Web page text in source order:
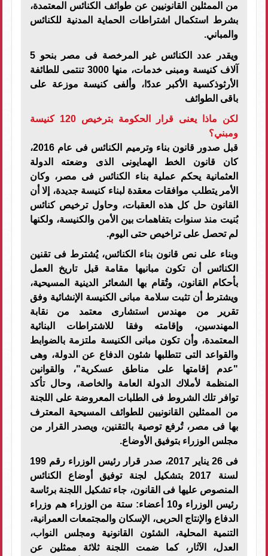
من الممثلين القانونيين عن طوائف الكنائس المعتمدة،
بشرط استكمال اشتراطات الحماية المدنية للكنائس
والمباني.
ويقدر عدد الكنائس غير المرخصة فى مصر بنحو 5
آلاف كنيسة ومبنى خدمات، منها 3000 تنتمى للطائفة
الأرثوذكسية الأكبر عددًا، وألفى كنيسة موزعة على
باقى الطوائف
لكن ماذا يعنى قرار الحكومة بترخيص 120 كنيسة
ومبني؟
قبل صدور قانون بناء وترميم الكنائس فى عام 2016،
كان قانون الخط الهمايونى الذى وضعته الدولة
العثمانية يحكم عملية بناء الكنائس فى مصر، وكان
الأمر يتطلب موافقات معقدة لبناء كنيسة جديدة، إلا أن
القانون حل كل هذه العقبات، وحاول ترخيص كنائس
بُنيت منذ سنوات بتفاهمات بين الأمن والكنيسة، ولكنها
لم تحصل على تراخيص حتى اليوم.
وبناء على نص قانون بناء الكنائس، يُشترط فى تقنين
الكنائس أن تكون مبانيها مقامة قبل تاريخ العمل
بأحكام القانون، وتُقام بها الشعائر الدينية المسيحية،
ويشترط أن تثبت سلامة مبانى الكنيسة الإنشائية وفق
تقرير من مهندس استشارى معتمد من نقابة
المهندسين، وإقامته وفقا للاشتراطات البنائية
المعتمدة، وأن تكون مبانى الكنيسة ملتزمة بالضوابط
والقواعد التى تتطلبها شئون الدفاع عن الدولة، وهى
"عدم إقامتها على مناطق عسكرية"، والقوانين
المنظمة لأملاك الدولة العامة والخاصة، وحال تأكد
توافر تلك الشروط فى الطلبات المعروضة على اللجنة
من الممثلين القانونيين للطوائف المسيحية المعترف
بها فى مصر، تُرفع توصية بالتقنين، ويصدر القرار من
مجلس الوزراء بتوفيق الأوضاع.
فى 26 يناير 2017، صدر قرار رئيس الوزراء رقم 199
لسنة 2017 بتشكيل لجنة توفيق أوضاع الكنائس
المنصوص عليها فى القانون، جاء تشكيل اللجنة برئاسة
رئيس الوزراء و10 أعضاء: ستة من الوزراء هم وزراء
الدفاع والإنتاج الحربى، الإسكان والمجتمعات العمرانية،
التنمية المحلية، الشئون القانونية ومجلس النواب،
العدل، الآثار، كما ضمت اللجنة ثلاثة ممثلين عن